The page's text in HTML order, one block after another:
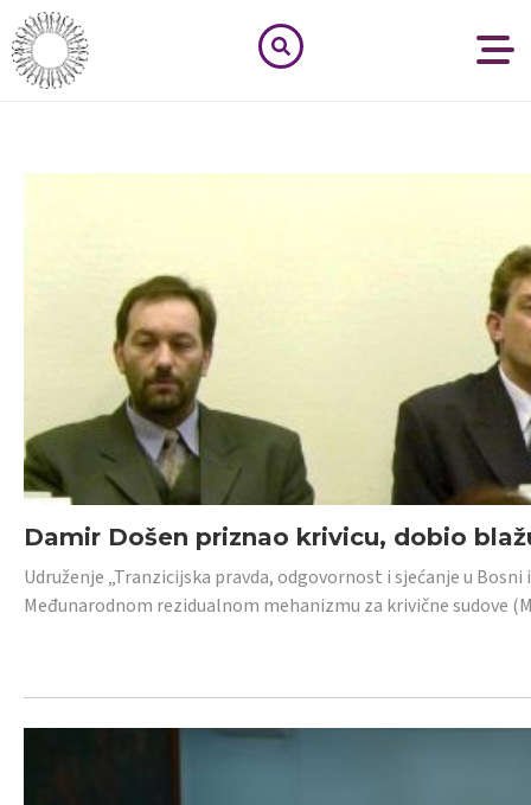
Damir Došen priznao krivicu, dobio
Udruženje „Tranzicijska pravda, odgovornost i sjećanje u
Međunarodnom rezidualnom mehanizmu za krivične sudove